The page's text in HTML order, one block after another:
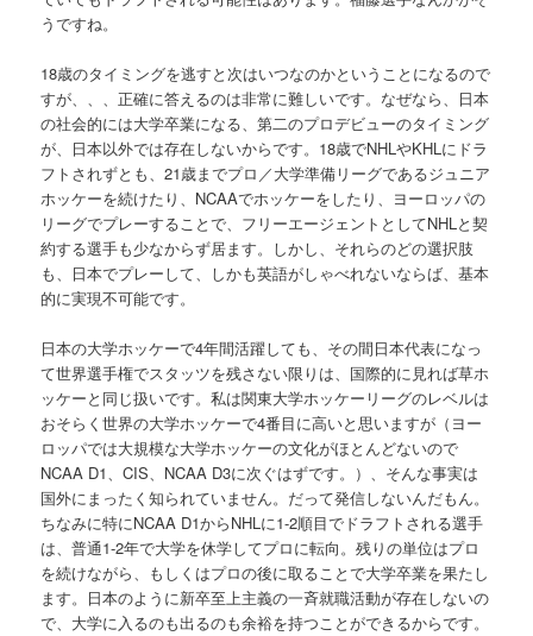
うですね。
18歳のタイミングを逃すと次はいつなのかということになるので
すが、、、正確に答えるのは非常に難しいです。なぜなら、日本
の社会的には大学卒業になる、第二のプロデビューのタイミング
が、日本以外では存在しないからです。18歳でNHLやKHLにドラ
フトされずとも、21歳までプロ／大学準備リーグであるジュニア
ホッケーを続けたり、NCAAでホッケーをしたり、ヨーロッパの
リーグでプレーすることで、フリーエージェントとしてNHLと契
約する選手も少なからず居ます。しかし、それらのどの選択肢
も、日本でプレーして、しかも英語がしゃべれないならば、基本
的に実現不可能です。
日本の大学ホッケーで4年間活躍しても、その間日本代表になっ
て世界選手権でスタッツを残さない限りは、国際的に見れば草ホ
ッケーと同じ扱いです。私は関東大学ホッケーリーグのレベルは
おそらく世界の大学ホッケーで4番目に高いと思いますが（ヨー
ロッパでは大規模な大学ホッケーの文化がほとんどないので
NCAA D1、CIS、NCAA D3に次ぐはずです。）、そんな事実は
国外にまったく知られていません。だって発信しないんだもん。
ちなみに特にNCAA D1からNHLに1-2順目でドラフトされる選手
は、普通1-2年で大学を休学してプロに転向。残りの単位はプロ
を続けながら、もしくはプロの後に取ることで大学卒業を果たし
ます。日本のように新卒至上主義の一斉就職活動が存在しないの
で、大学に入るのも出るのも余裕を持つことができるからです。